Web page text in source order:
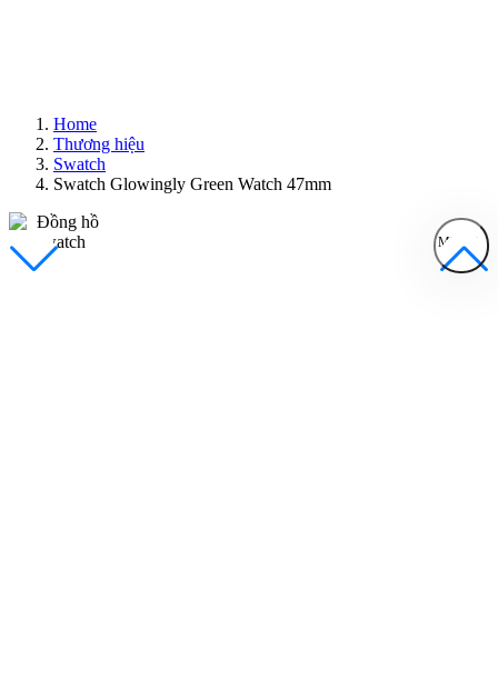
Home
Thương hiệu
Swatch
Swatch Glowingly Green Watch 47mm
MENU
Đồng Hồ Nam